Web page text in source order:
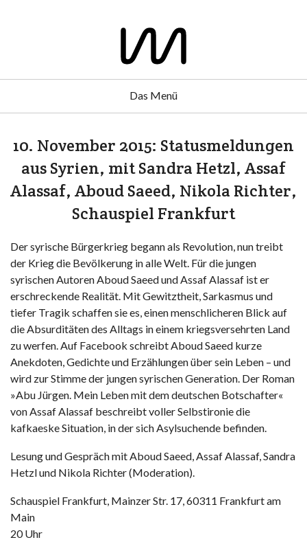
Das Menü
10. November 2015: Statusmeldungen
aus Syrien, mit Sandra Hetzl, Assaf
Alassaf, Aboud Saeed, Nikola Richter,
Schauspiel Frankfurt
Der syrische Bürgerkrieg begann als Revolution, nun treibt
der Krieg die Bevölkerung in alle Welt. Für die jungen
syrischen Autoren Aboud Saeed und Assaf Alassaf ist er
erschreckende Realität. Mit Gewitztheit, Sarkasmus und
tiefer Tragik schaffen sie es, einen menschlicheren Blick auf
die Absurditäten des Alltags in einem kriegsversehrten Land
zu werfen. Auf Facebook schreibt Aboud Saeed kurze
Anekdoten, Gedichte und Erzählungen über sein Leben – und
wird zur Stimme der jungen syrischen Generation. Der Roman
»Abu Jürgen. Mein Leben mit dem deutschen Botschafter«
von Assaf Alassaf beschreibt voller Selbstironie die
kafkaeske Situation, in der sich Asylsuchende befinden.
Lesung und Gespräch mit Aboud Saeed, Assaf Alassaf, Sandra
Hetzl und Nikola Richter (Moderation).
Schauspiel Frankfurt, Mainzer Str. 17, 60311 Frankfurt am
Main
20 Uhr